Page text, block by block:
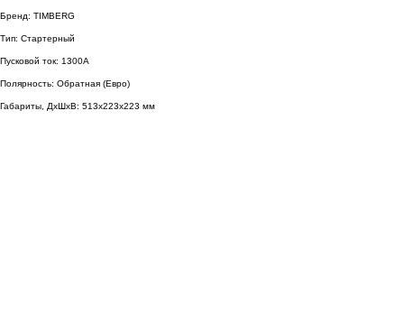
Бренд: TIMBERG
Тип: Стартерный
Пусковой ток: 1300A
Полярность: Обратная (Евро)
Габариты, ДхШхВ: 513x223x223 мм